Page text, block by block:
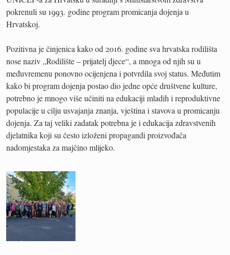
pokrenuli su 1993. godine program promicanja dojenja u
Hrvatskoj.
Pozitivna je činjenica kako od 2016. godine sva hrvatska rodilišta
nose naziv „Rodilište – prijatelj djece“, a mnoga od njih su u
međuvremenu ponovno ocijenjena i potvrdila svoj status. Međutim
kako bi program dojenja postao dio jedne opće društvene kulture,
potrebno je mnogo više učiniti na edukaciji mladih i reproduktivne
populacije u cilju usvajanja znanja, vještina i stavova u promicanju
dojenja. Za taj veliki zadatak potrebna je i edukacija zdravstvenih
djelatnika koji su često izloženi propagandi proizvođača
nadomjestaka za majčino mlijeko.